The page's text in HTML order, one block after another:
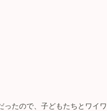
ったので、子どもたちとワイ